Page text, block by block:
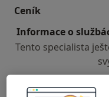
Ceník
Informace o
Tento specialista